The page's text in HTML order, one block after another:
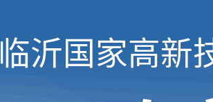
临沂国家高新